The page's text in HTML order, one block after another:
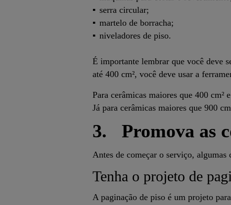
serra circular;
martelo de borracha;
niveladores de piso.
É importante lembrar que você deve
até 400 cm², você deve usar a
Para cerâmicas maiores que 400 cm²
Já para cerâmicas maiores que 900
3. Promova as
Antes de começar o serviço,
Tenha o projeto de
A paginação de piso é um projeto